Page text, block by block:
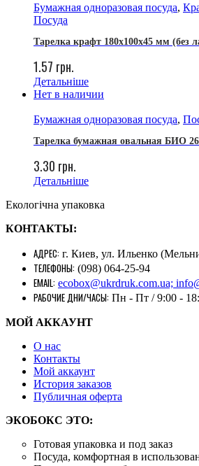
Бумажная одноразовая посуда,
Посуда
Тарелка крафт 180х100х45 мм (без
1.57 грн.
Детальніше
Нет в наличии
Бумажная одноразовая посуда,
Тарелка бумажная овальная БИО
3.30 грн.
Детальніше
Екологічна упаковка
КОНТАКТЫ:
АДРЕС: г. Киев, ул. Ильенко
ТЕЛЕФОНЫ: (098) 064-25-94
EMAIL: ecobox@ukrdruk.com.ua;
РАБОЧИЕ ДНИ/ЧАСЫ: Пн - Пт / 9:00 -
МОЙ АККАУНТ
О нас
Контакты
Mой аккаунт
История заказов
Публичная оферта
ЭКОБОКС ЭТО:
Готовая упаковка и под заказ
Посуда, комфортная в